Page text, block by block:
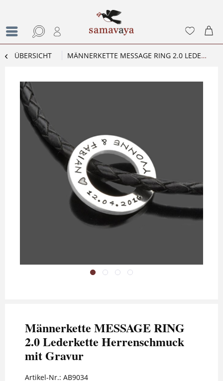
ÜBERSICHT MÄNNERKETTE MESSAGE RING 2.0 LEDERKETTE HERRENSCHMUCK MIT GRAVUR
Männerkette MESSAGE RING
2.0 Lederkette Herrenschmuck
mit Gravur
Artikel-Nr.: AB9034